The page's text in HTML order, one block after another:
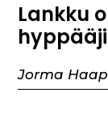
Lankku
Jorma